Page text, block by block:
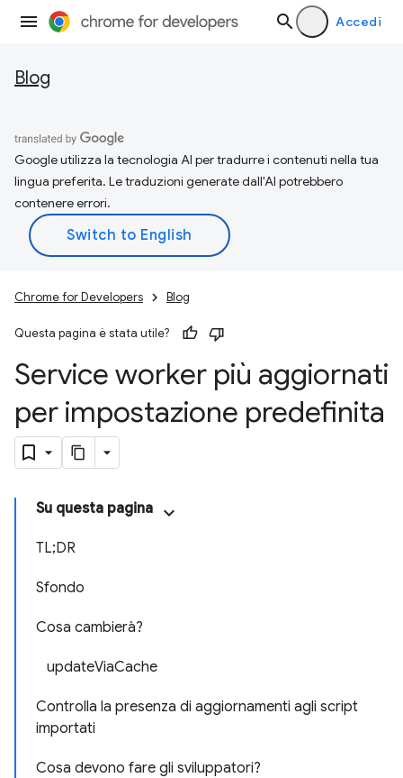
Accedi
Blog
Google utilizza la tecnologia AI per tradurre i contenuti nella tua
lingua preferita. Le traduzioni generate dall'AI potrebbero
contenere errori.
Chrome for Developers Blog
Questa pagina è stata utile?
Service worker più aggiornati
per impostazione predefinita
Su questa pagina
TL;DR
Sfondo
Cosa cambierà?
updateViaCache
Controlla la presenza di aggiornamenti agli script
importati
Cosa devono fare gli sviluppatori?